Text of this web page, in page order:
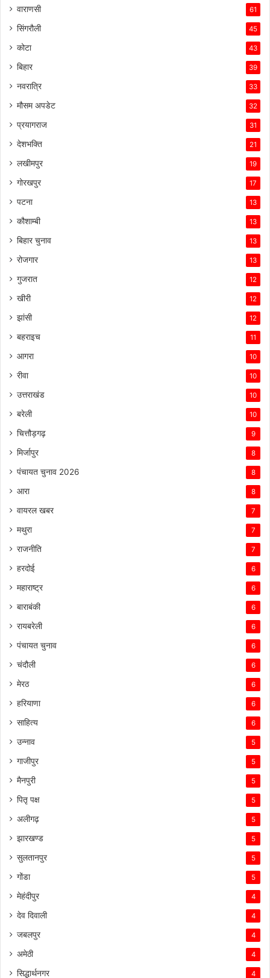
वाराणसी 61
सिंगरौली 45
कोटा 43
बिहार 39
नवरात्रि 33
मौसम अपडेट 32
प्रयागराज 31
देशभक्ति 21
लखीमपुर 19
गोरखपुर 17
पटना 13
कौशाम्बी 13
बिहार चुनाव 13
रोजगार 13
गुजरात 12
खीरी 12
झांसी 12
बहराइच 11
आगरा 10
रीवा 10
उत्तराखंड 10
बरेली 10
चित्तौड़गढ़ 9
मिर्जापुर 8
पंचायत चुनाव 2026 8
आरा 8
वायरल खबर 7
मथुरा 7
राजनीति 7
हरदोई 6
महाराष्ट्र 6
बाराबंकी 6
रायबरेली 6
पंचायत चुनाव 6
चंदौली 6
मेरठ 6
हरियाणा 6
साहित्य 6
उन्नाव 5
गाजीपुर 5
मैनपुरी 5
पितृ पक्ष 5
अलीगढ़ 5
झारखण्ड 5
सुलतानपुर 5
गोंडा 5
मेहंदीपुर 4
देव दिवाली 4
जबलपुर 4
अमेठी 4
सिद्धार्थनगर 4